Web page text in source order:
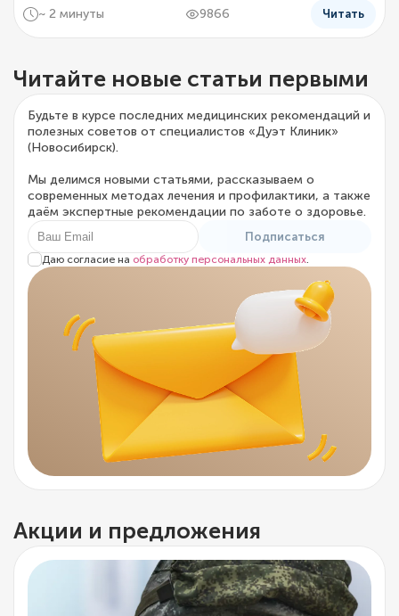
~ 2 минуты
9866 Читать
Читайте новые статьи первыми
Будьте в курсе последних медицинских рекомендаций и
полезных советов от специалистов «Дуэт Клиник»
(Новосибирск).
Мы делимся новыми статьями, рассказываем о
современных методах лечения и профилактики, а также
даём экспертные рекомендации по заботе о здоровье.
Подписаться
Даю согласие на обработку персональных данных.
Акции и предложения